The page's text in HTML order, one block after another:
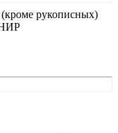
рукописных)